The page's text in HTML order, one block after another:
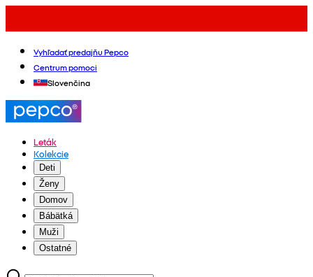
Vyhľadať predajňu Pepco
Centrum pomoci
Slovenčina
Leták
Kolekcie
Deti
Ženy
Domov
Bábätká
Muži
Ostatné